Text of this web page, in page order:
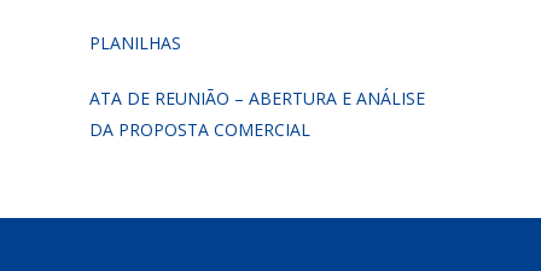
PLANILHAS
ATA DE REUNIÃO – ABERTURA E ANÁLISE
DA PROPOSTA COMERCIAL